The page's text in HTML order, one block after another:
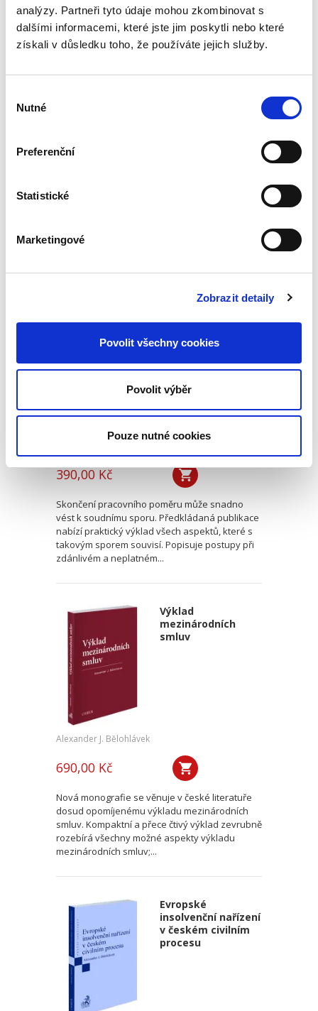
analýzy. Partneři tyto údaje mohou zkombinovat s
dalšími informacemi, které jste jim poskytli nebo které
získali v důsledku toho, že používáte jejich služby.
souhlasu
Nutné
Preferenční
Statistické
Marketingové
Zobrazit detaily
Povolit všechny cookies
Povolit výběr
Pouze nutné cookies
Výklad práva
Evropské unie
Alexander J. Bělohlávek
právního řádu. Základem pro správný výklad
390,00 Kč
Skončení pracovního poměru může snadno
vést k soudnímu sporu. Předkládaná publikace
nabízí praktický výklad všech aspektů, které s
takovým sporem souvisí. Popisuje postupy při
zdánlivém a neplatném...
Výklad
mezinárodních
smluv
Alexander J. Bělohlávek
690,00 Kč
Nová monografie se věnuje v české literatuře
dosud opomíjenému výkladu mezinárodních
smluv. Kompaktní a přece čtivý výklad zevrubně
rozebírá všechny možné aspekty výkladu
mezinárodních smluv;...
Evropské
insolvenční nařízení
v českém civilním
procesu